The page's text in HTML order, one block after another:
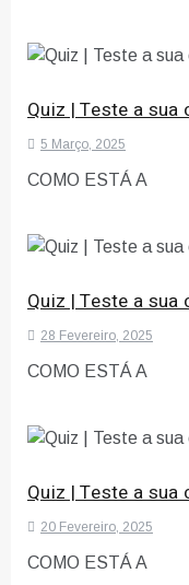
Quiz | Teste a
5 Março, 2025
COMO ESTÁ A
Quiz | Teste a
28 Fevereiro, 2025
COMO ESTÁ A
Quiz | Teste a
20 Fevereiro, 2025
COMO ESTÁ A